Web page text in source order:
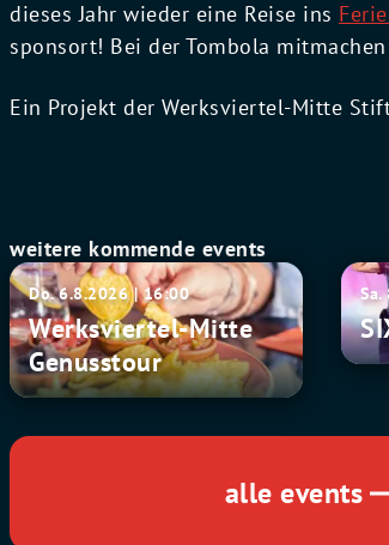
dieses Jahr wieder eine Reise ins
sponsort! Bei der Tombola
Ein Projekt der Werksviertel-Mitte
weitere kommende events
Werksviertel-
Mitte
Genusstour
Do. 6.8.2026 | 16:00
Werksviertel-Mitte
Genusstour
SIXX
alle events